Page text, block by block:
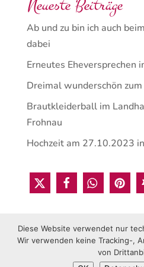
Neueste Beiträge
Ab und zu bin ich auch
dabei
Erneutes Eheversprechen
Dreimal wunderschön zum
Brautkleiderball im
Frohnau
Hochzeit am 27.10.2023
Diese Website verwendet nur
Wir verwenden keine Tracking-,
von